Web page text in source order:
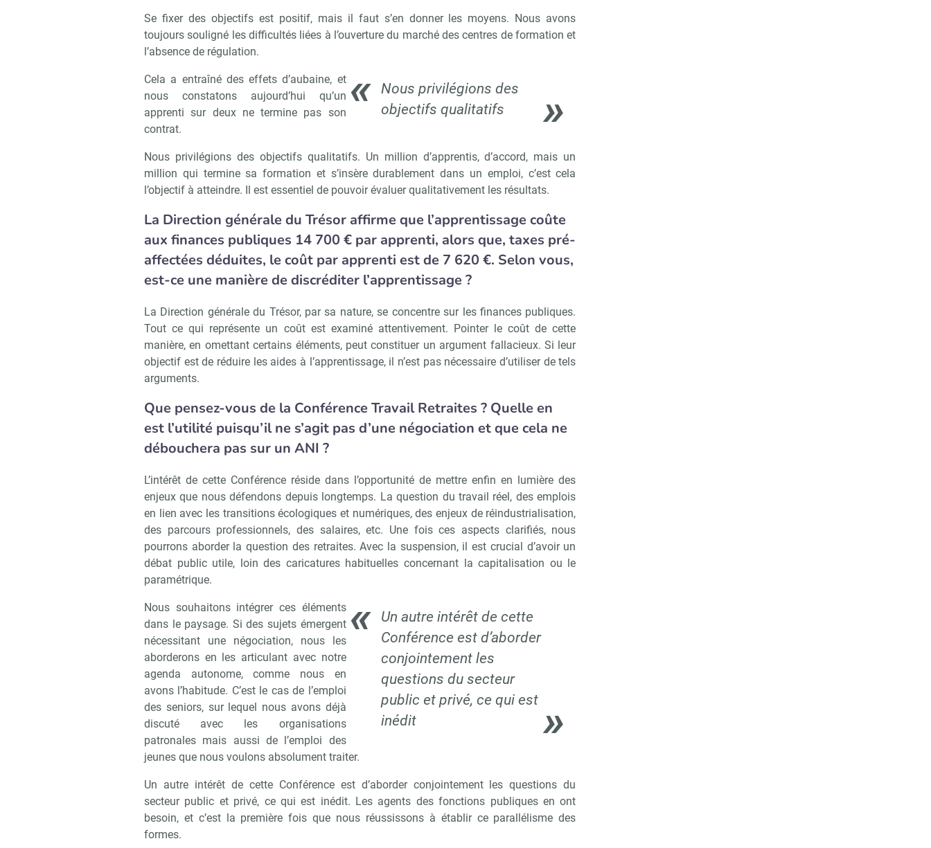
Se fixer des objectifs est positif, mais il faut s’en donner les moyens. Nous avons
toujours souligné les difficultés liées à l’ouverture du marché des centres de formation et
l’absence de régulation.
Nous privilégions des
objectifs qualitatifs
Cela a entraîné des effets d’aubaine, et
nous constatons aujourd’hui qu’un
apprenti sur deux ne termine pas son
contrat.
Nous privilégions des objectifs qualitatifs. Un million d’apprentis, d’accord, mais un
million qui termine sa formation et s’insère durablement dans un emploi, c’est cela
l’objectif à atteindre. Il est essentiel de pouvoir évaluer qualitativement les résultats.
La Direction générale du Trésor affirme que l’apprentissage coûte
aux finances publiques 14 700 € par apprenti, alors que, taxes pré-
affectées déduites, le coût par apprenti est de 7 620 €. Selon vous,
est-ce une manière de discréditer l’apprentissage ?
La Direction générale du Trésor, par sa nature, se concentre sur les finances publiques.
Tout ce qui représente un coût est examiné attentivement. Pointer le coût de cette
manière, en omettant certains éléments, peut constituer un argument fallacieux. Si leur
objectif est de réduire les aides à l’apprentissage, il n’est pas nécessaire d’utiliser de tels
arguments.
Que pensez-vous de la Conférence Travail Retraites ? Quelle en
est l’utilité puisqu’il ne s’agit pas d’une négociation et que cela ne
débouchera pas sur un ANI ?
L’intérêt de cette Conférence réside dans l’opportunité de mettre enfin en lumière des
enjeux que nous défendons depuis longtemps. La question du travail réel, des emplois
en lien avec les transitions écologiques et numériques, des enjeux de réindustrialisation,
des parcours professionnels, des salaires, etc. Une fois ces aspects clarifiés, nous
pourrons aborder la question des retraites. Avec la suspension, il est crucial d’avoir un
débat public utile, loin des caricatures habituelles concernant la capitalisation ou le
paramétrique.
Un autre intérêt de cette
Conférence est d’aborder
conjointement les
questions du secteur
public et privé, ce qui est
inédit
Nous souhaitons intégrer ces éléments
dans le paysage. Si des sujets émergent
nécessitant une négociation, nous les
aborderons en les articulant avec notre
agenda autonome, comme nous en
avons l’habitude. C’est le cas de l’emploi
des seniors, sur lequel nous avons déjà
discuté avec les organisations
patronales mais aussi de l’emploi des
jeunes que nous voulons absolument traiter.
Un autre intérêt de cette Conférence est d’aborder conjointement les questions du
secteur public et privé, ce qui est inédit. Les agents des fonctions publiques en ont
besoin, et c’est la première fois que nous réussissons à établir ce parallélisme des
formes.